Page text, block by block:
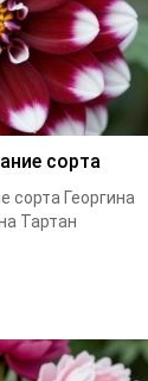
сорта
сорта Георгина
Тартан